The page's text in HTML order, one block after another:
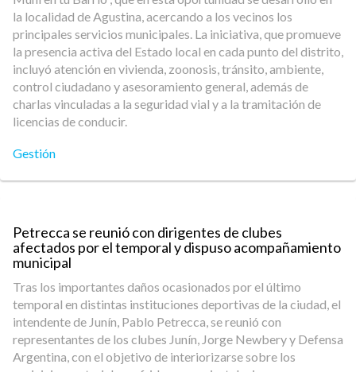
la localidad de Agustina, acercando a los vecinos los
principales servicios municipales. La iniciativa, que promueve
la presencia activa del Estado local en cada punto del distrito,
incluyó atención en vivienda, zoonosis, tránsito, ambiente,
control ciudadano y asesoramiento general, además de
charlas vinculadas a la seguridad vial y a la tramitación de
licencias de conducir.
Gestión
Petrecca se reunió con dirigentes de clubes
afectados por el temporal y dispuso acompañamiento
municipal
Tras los importantes daños ocasionados por el último
temporal en distintas instituciones deportivas de la ciudad, el
intendente de Junín, Pablo Petrecca, se reunió con
representantes de los clubes Junín, Jorge Newbery y Defensa
Argentina, con el objetivo de interiorizarse sobre los